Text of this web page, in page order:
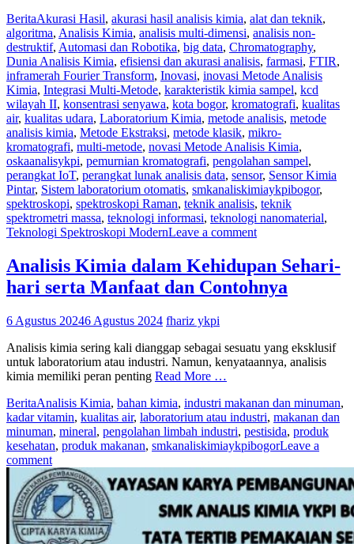
BeritaAkurasi Hasil, akurasi hasil analisis kimia, alat dan teknik,
algoritma, Analisis Kimia, analisis multi-dimensi, analisis non-
destruktif, Automasi dan Robotika, big data, Chromatography,
Dunia Analisis Kimia, efisiensi dan akurasi analisis, farmasi, FTIR,
inframerah Fourier Transform, Inovasi, inovasi Metode Analisis
Kimia, Integrasi Multi-Metode, karakteristik kimia sampel, kcd
wilayah II, konsentrasi senyawa, kota bogor, kromatografi, kualitas
air, kualitas udara, Laboratorium Kimia, metode analisis, metode
analisis kimia, Metode Ekstraksi, metode klasik, mikro-
kromatografi, multi-metode, novasi Metode Analisis Kimia,
oskaanalisykpi, pemurnian kromatografi, pengolahan sampel,
perangkat IoT, perangkat lunak analisis data, sensor, Sensor Kimia
Pintar, Sistem laboratorium otomatis, smkanaliskimiaykpibogor,
spektroskopi, spektroskopi Raman, teknik analisis, teknik
spektrometri massa, teknologi informasi, teknologi nanomaterial,
Teknologi Spektroskopi ModernLeave a comment
Analisis Kimia dalam Kehidupan Sehari-
hari serta Manfaat dan Contohnya
6 Agustus 20246 Agustus 2024 fhariz ykpi
Analisis kimia sering kali dianggap sebagai sesuatu yang eksklusif
untuk laboratorium atau industri. Namun, kenyataannya, analisis
kimia memiliki peran penting Read More …
BeritaAnalisis Kimia, bahan kimia, industri makanan dan minuman,
kadar vitamin, kualitas air, laboratorium atau industri, makanan dan
minuman, mineral, pengolahan limbah industri, pestisida, produk
kesehatan, produk makanan, smkanaliskimiaykpibogorLeave a
comment